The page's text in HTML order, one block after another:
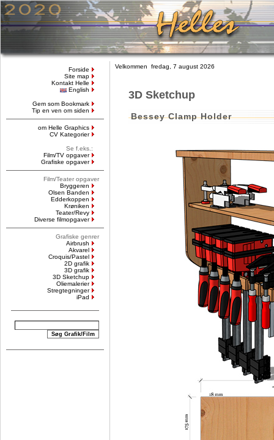
Forside
Site map
Kontakt Helle
English
Gem som Bookmark
Tip en ven om siden
om Helle Graphics
CV Kategorier
Se f.eks.:
Film/TV opgaver
Grafiske opgaver
Film/Teater opgaver
Bryggeren
Olsen Banden
Edderkoppen
Krøniken
Teater/Revy
Diverse filmopgaver
Grafiske genrer
Airbrush
Akvarel
Croquis/Pastel
2D grafik
3D grafik
3D Sketchup
Oliemalerier
Stregtegninger
iPad
Velkommen fredag, 7 august 2026
3D Sketchup
Bessey Clamp Holder